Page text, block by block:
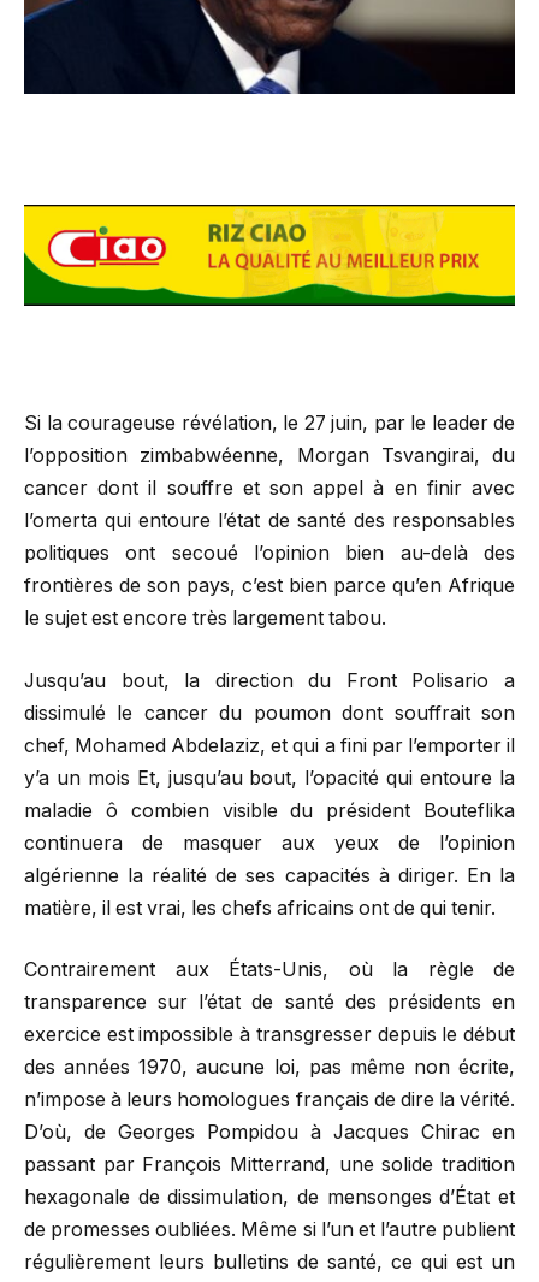
Si la courageuse révélation, le 27 juin, par le leader de
l’opposition zimbabwéenne, Morgan Tsvangirai, du
cancer dont il souffre et son appel à en finir avec
l’omerta qui entoure l’état de santé des responsables
politiques ont secoué l’opinion bien au-delà des
frontières de son pays, c’est bien parce qu’en Afrique
le sujet est encore très largement tabou.
Jusqu’au bout, la direction du Front Polisario a
dissimulé le cancer du poumon dont souffrait son
chef, Mohamed Abdelaziz, et qui a fini par l’emporter il
y’a un mois Et, jusqu’au bout, l’opacité qui entoure la
maladie ô combien visible du président Bouteflika
continuera de masquer aux yeux de l’opinion
algérienne la réalité de ses capacités à diriger. En la
matière, il est vrai, les chefs africains ont de qui tenir.
Contrairement aux États-Unis, où la règle de
transparence sur l’état de santé des présidents en
exercice est impossible à transgresser depuis le début
des années 1970, aucune loi, pas même non écrite,
n’impose à leurs homologues français de dire la vérité.
D’où, de Georges Pompidou à Jacques Chirac en
passant par François Mitterrand, une solide tradition
hexagonale de dissimulation, de mensonges d’État et
de promesses oubliées. Même si l’un et l’autre publient
régulièrement leurs bulletins de santé, ce qui est un